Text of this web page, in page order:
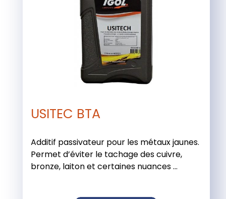
USITEC BTA
Additif passivateur pour les métaux jaunes.
Permet d’éviter le tachage des cuivre,
bronze, laiton et certaines nuances ...